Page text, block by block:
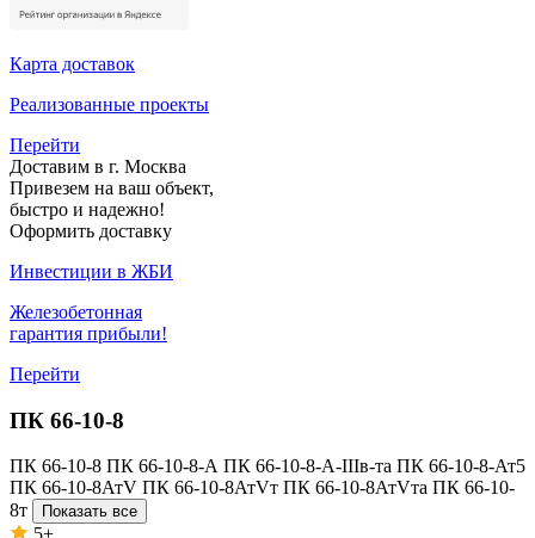
Карта доставок
Реализованные проекты
Перейти
Доставим в г. Москва
Привезем на ваш объект,
быстро и надежно!
Оформить доставку
Инвестиции в ЖБИ
Железобетонная
гарантия прибыли!
Перейти
ПК 66-10-8
ПК 66-10-8 ПК 66-10-8-А ПК 66-10-8-А-IIIв-та ПК 66-10-8-Ат5
ПК 66-10-8АтV ПК 66-10-8АтVт ПК 66-10-8АтVта ПК 66-10-
8т
Показать все